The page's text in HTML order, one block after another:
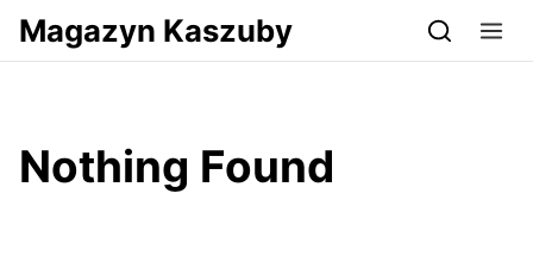
Przejdź do serwisu magazynkaszuby.pl
Magazyn Kaszuby
Nothing Found